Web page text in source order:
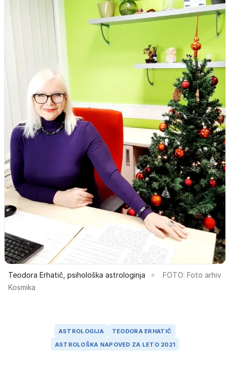
Teodora Erhatič, psihološka astrologinja
FOTO: Foto arhiv
Kosmika
ASTROLOGIJA
TEODORA ERHATIČ
ASTROLOŠKA NAPOVED ZA LETO 2021